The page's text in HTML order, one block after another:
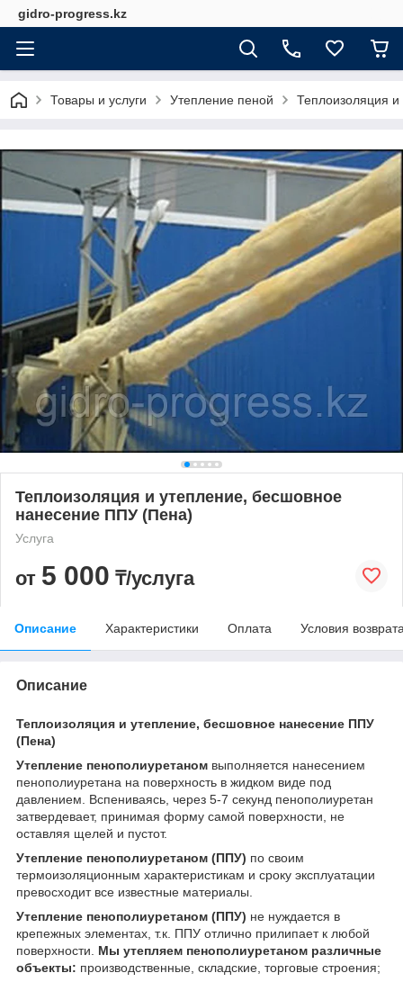
gidro-progress.kz
Товары и услуги Утепление пеной Теплоизоляция
Теплоизоляция и утепление, бесшовное
нанесение ППУ (Пена)
Услуга
от 5 000 ₸/услуга
Описание Характеристики Оплата Условия
Описание
Теплоизоляция и утепление, бесшовное нанесение ППУ
(Пена)
Утепление пенополиуретаном выполняется нанесением
пенополиуретана на поверхность в жидком виде под
давлением. Вспениваясь, через 5-7 секунд пенополиуретан
затвердевает, принимая форму самой поверхности, не
оставляя щелей и пустот.
Утепление пенополиуретаном (ППУ) по своим
термоизоляционным характеристикам и сроку эксплуатации
превосходит все известные материалы.
Утепление пенополиуретаном (ППУ) не нуждается в
крепежных элементах, т.к. ППУ отлично прилипает к любой
поверхности. Мы утепляем пенополиуретаном различные
объекты: производственные, складские, торговые строения;